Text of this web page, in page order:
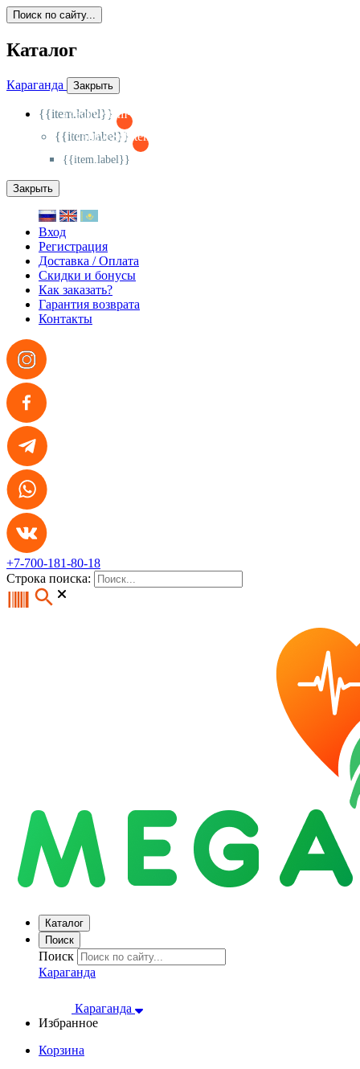
Поиск по сайту...
Каталог
Караганда Закрыть
{{item.label}}
{{activeItem==item.id?'-
{{item.label}}
{{activeSubitem==item.id?'-
{{item.label}}
Закрыть
Вход
Регистрация
Доставка / Оплата
Скидки и бонусы
Как заказать?
Гарантия возврата
Контакты
+7-700-181-80-18
Строка поиска:
Каталог
Поиск
Поиск
Караганда
Караганда
Избранное
Корзина